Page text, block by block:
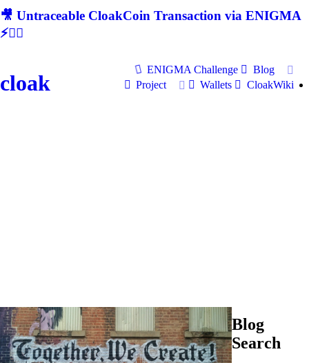
🎥 Untraceable CloakCoin Transaction via ENIGMA
⚡🕵‍♂
cloak
ENIGMA Challenge
Blog
Project
Wallets CloakWiki
Blog
Search